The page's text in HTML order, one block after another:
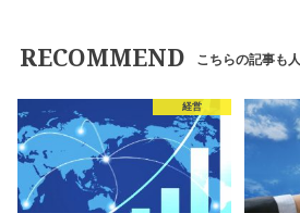
RECOMMEND こちらの記事も人
経営